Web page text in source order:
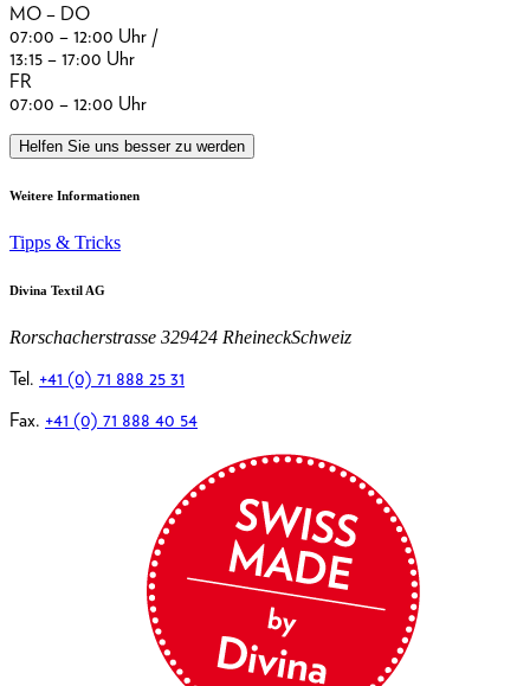
MO – DO
07:00 – 12:00 Uhr /
13:15 – 17:00 Uhr
FR
07:00 – 12:00 Uhr
Helfen Sie uns besser zu werden
Weitere Informationen
Tipps & Tricks
Divina Textil AG
Rorschacherstrasse 329424 RheineckSchweiz
Tel. +41 (0) 71 888 25 31
Fax. +41 (0) 71 888 40 54